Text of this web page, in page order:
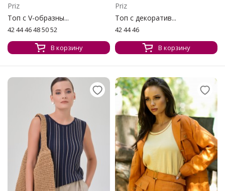
Priz
Топ с V-образны...
42 44 46 48 50 52
В корзину
Priz
Топ с декоратив...
42 44 46
В корзину